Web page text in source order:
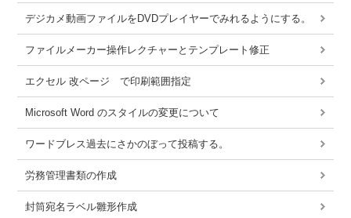
デジカメ動画ファイルをDVDプレイヤーでみれるようにする。
ファイルメーカー操作レクチャーとテンプレート修正
エクセル 改ページ で印刷範囲指定
Microsoft Word のスタイルの変更について
ワードブレス過去にさかのぼって投稿する。
労務管理書類の作成
封筒宛名ラベル雛形作成